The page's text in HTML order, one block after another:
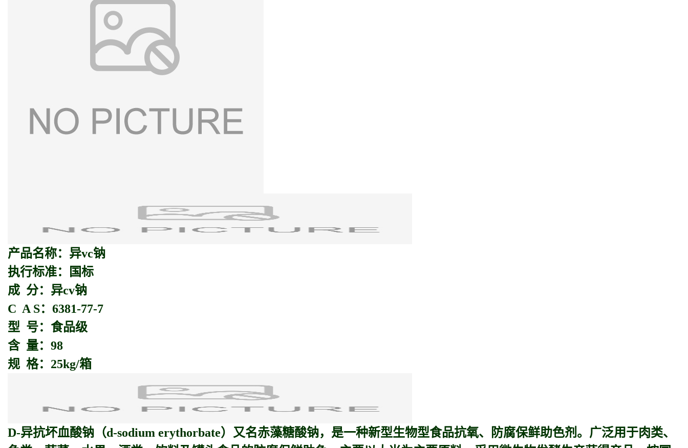
产品名称：异vc钠
执行标准：国标
成 分：异cv钠
C A S：6381-77-7
型 号：食品级
含 量：98
规 格：25kg/箱
D-异抗坏血酸钠 （d-sodium erythorbate）又名赤藻糖酸钠，是一种新型生物型食品抗氧、防腐保鲜助色剂。广泛用于肉类、